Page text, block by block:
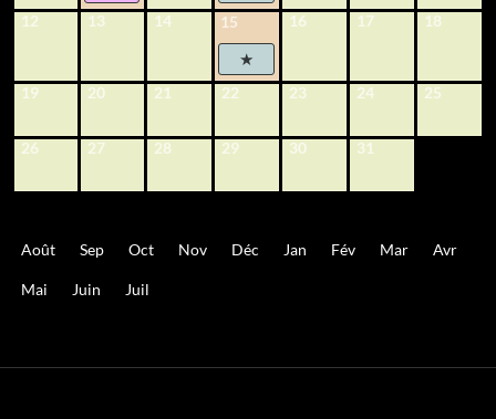
12 13 14 15 16 17 18
19 20 21 22 23 24 25
26 27 28 29 30 31
Août Sep Oct Nov Déc Jan Fév Mar Avr
Mai Juin Juil